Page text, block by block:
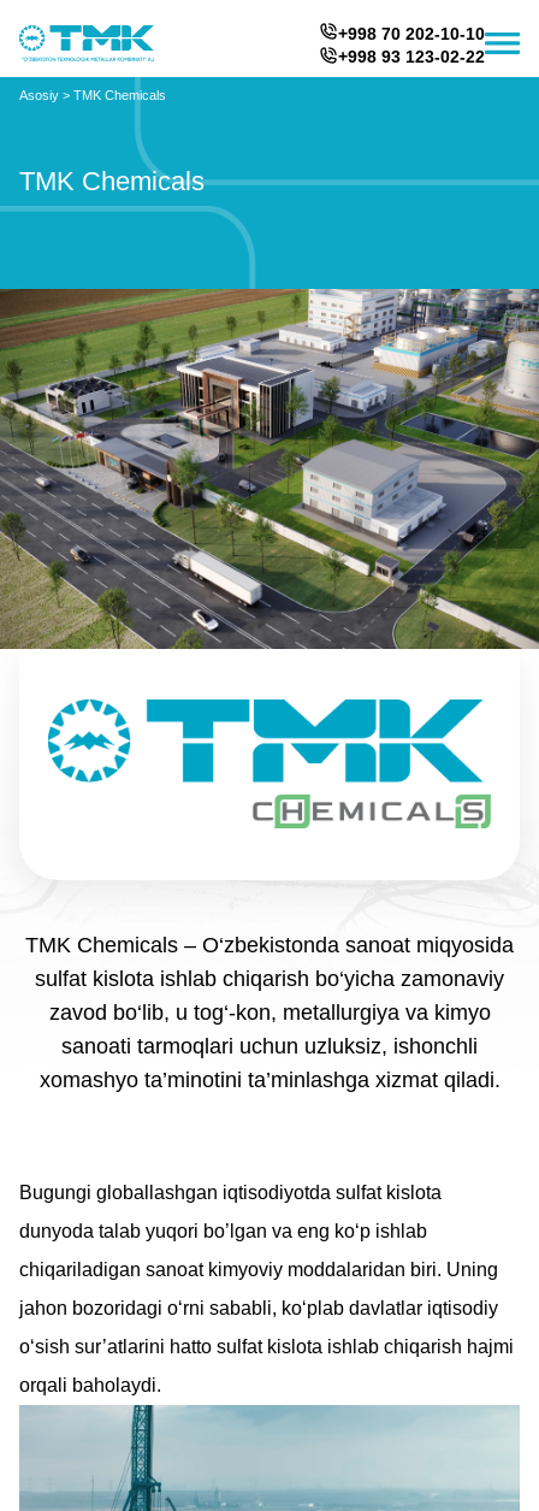
+998 70 202-10-10
+998 93 123-02-22
Asosiy > TMK Chemicals
TMK Chemicals
TMK Chemicals – O‘zbekistonda sanoat miqyosida
sulfat kislota ishlab chiqarish bo‘yicha zamonaviy
zavod bo‘lib, u tog‘-kon, metallurgiya va kimyo
sanoati tarmoqlari uchun uzluksiz, ishonchli
xomashyo ta’minotini ta’minlashga xizmat qiladi.
Bugungi globallashgan iqtisodiyotda sulfat kislota
dunyoda talab yuqori bo’lgan va eng ko‘p ishlab
chiqariladigan sanoat kimyoviy moddalaridan biri. Uning
jahon bozoridagi o‘rni sababli, ko‘plab davlatlar iqtisodiy
o‘sish sur’atlarini hatto sulfat kislota ishlab chiqarish hajmi
orqali baholaydi.